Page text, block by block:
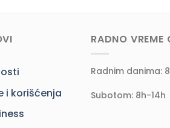
i korišćenja
RADNO VREME
Radnim danima:
Subotom: 8h-14h